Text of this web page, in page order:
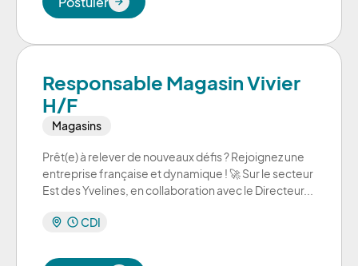
Postuler
Responsable Magasin Vivier
H/F
Magasins
Prêt(e) à relever de nouveaux défis ? Rejoignez une
entreprise française et dynamique ! 🚀 Sur le secteur
Est des Yvelines, en collaboration avec le Directeur...
CDI